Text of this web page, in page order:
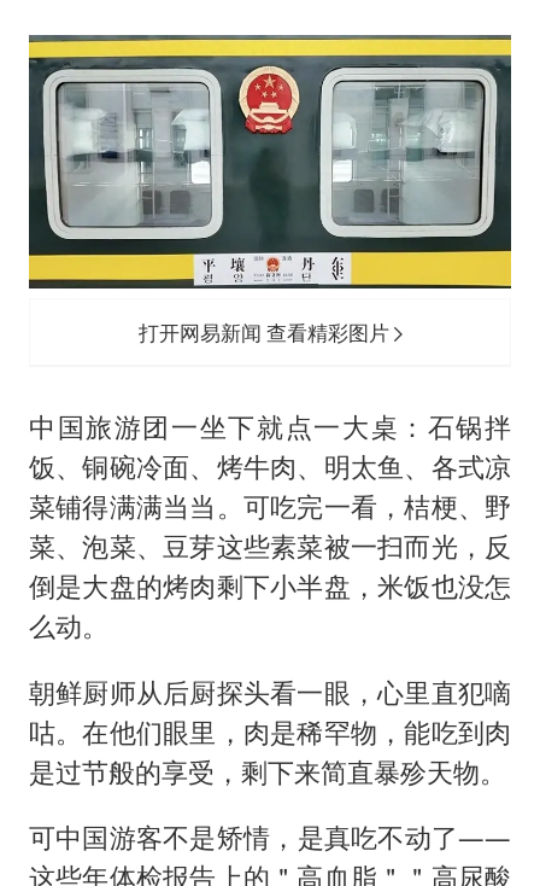
打开网易新闻 查看精彩图片
中国旅游团一坐下就点一大桌：石锅拌
饭、铜碗冷面、烤牛肉、明太鱼、各式凉
菜铺得满满当当。可吃完一看，桔梗、野
菜、泡菜、豆芽这些素菜被一扫而光，反
倒是大盘的烤肉剩下小半盘，米饭也没怎
么动。
朝鲜厨师从后厨探头看一眼，心里直犯嘀
咕。在他们眼里，肉是稀罕物，能吃到肉
是过节般的享受，剩下来简直暴殄天物。
可中国游客不是矫情，是真吃不动了——
这些年体检报告上的＂高血脂＂＂高尿酸